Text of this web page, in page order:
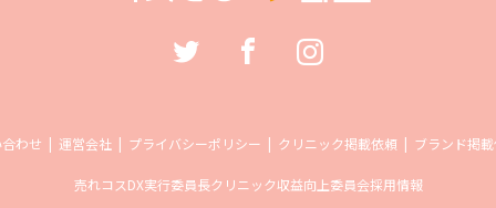
わせ 運営会社 プライバシーポリシー クリニック掲載依頼 ブランド掲
売れコスDX実行委員長クリニック収益向上委員会採用情報